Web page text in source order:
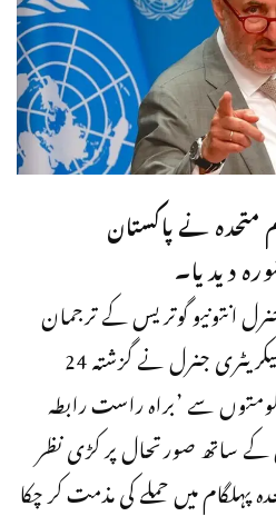
متحدہ نے پاکستان
دیدیا۔
انتونیو گوتریس کے ترجمان
سٹیفن ڈویارک نے کہا کہ سیکریٹری جنرل نے گزشتہ 24
سے ’براہ راست رابطہ
کے ساتھ صورتحال پر کڑی نظر
میں حملے کی مذمت کر چکا